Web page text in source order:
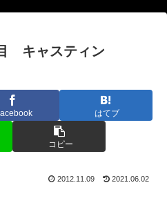
キャスティン
はてブ
コピー
2012.11.09 2021.06.02